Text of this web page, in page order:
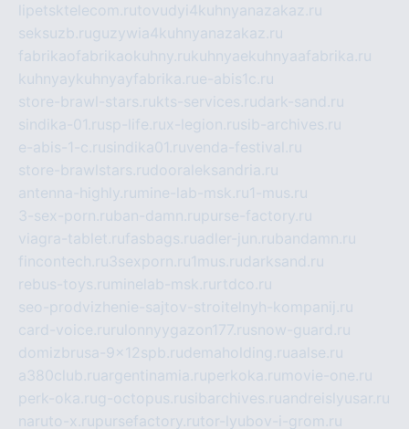
lipetsktelecom.rutovudyi4kuhnyanazakaz.ru
seksuzb.ruguzywia4kuhnyanazakaz.ru
fabrikaofabrikaokuhny.rukuhnyaekuhnyaafabrika.ru
kuhnyaykuhnyayfabrika.rue-abis1c.ru
store-brawl-stars.rukts-services.rudark-sand.ru
sindika-01.rusp-life.rux-legion.rusib-archives.ru
e-abis-1-c.rusindika01.ruvenda-festival.ru
store-brawlstars.rudooraleksandria.ru
antenna-highly.ru mine-lab-msk.ru1-mus.ru
3-sex-porn.ruban-damn.rupurse-factory.ru
viagra-tablet.rufasbags.ruadler-jun.rubandamn.ru
fincontech.ru3sexporn.ru1mus.rudarksand.ru
rebus-toys.ru minelab-msk.ru rtdco.ru
seo-prodvizhenie-sajtov-stroitelnyh-kompanij.ru
card-voice.ru rulonnyygazon177.rusnow-guard.ru
domizbrusa-9x12spb.rudemaholding.ruaalse.ru
a380club.ruargentinamia.ruperkoka.ru movie-one.ru
perk-oka.rug-octopus.rusibarchives.ruandreislyusar.ru
naruto-x.rupursefactory.rutor-lyubov-i-grom.ru